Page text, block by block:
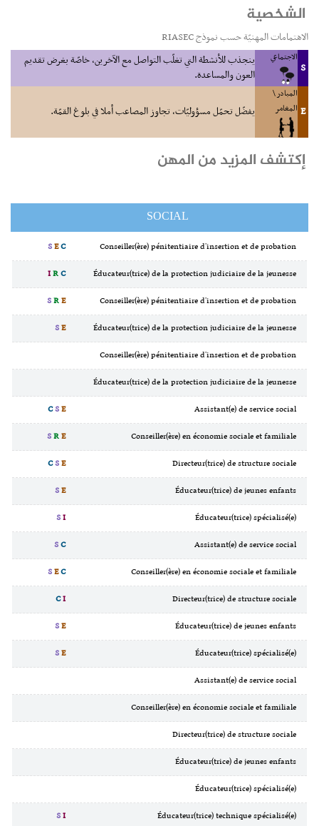
الشخصية
الاهتمامات المهنيّة حسب نموذج RIASEC
S
الاجتماعي
ينجذب للأنشطة التي تغلّب التواصل مع الآخرين، خاصّة بغرض تقديم
العون والمساعدة.
E
المبادر \
المغامر
يفضّل تحمّل مسؤوليّات، تجاوز المصاعب أملا في بلوغ القمّة.
إكتشف المزيد من المهن
SOCIAL
SEC
IRC
SRE
SE
CSE
SRE
CSE
SE
SI
SC
SEC
CI
SE
SE
SI